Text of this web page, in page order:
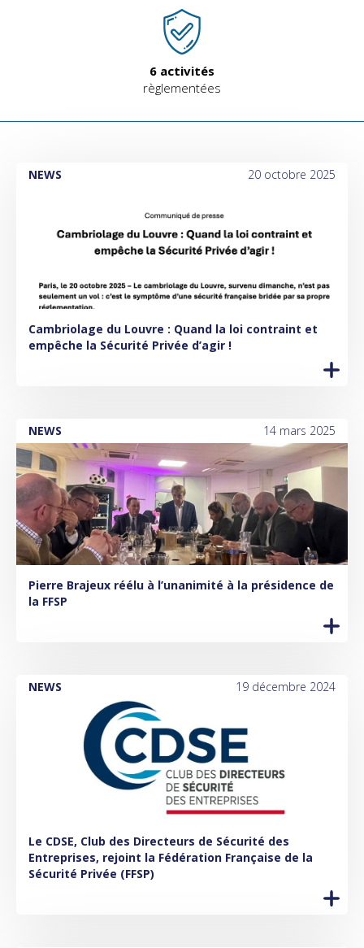
6 activités
règlementées
NEWS 20 octobre 2025
Cambriolage du Louvre : Quand la loi contraint et
empêche la Sécurité Privée d’agir !
NEWS 14 mars 2025
Pierre Brajeux réélu à l’unanimité à la présidence de
la FFSP
NEWS 19 décembre 2024
Le CDSE, Club des Directeurs de Sécurité des
Entreprises, rejoint la Fédération Française de la
Sécurité Privée (FFSP)